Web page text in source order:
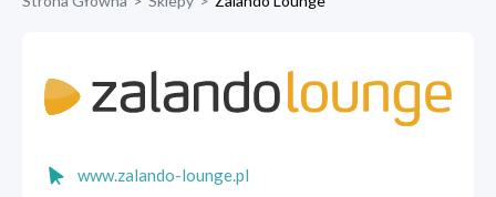
www.zalando-lounge.pl